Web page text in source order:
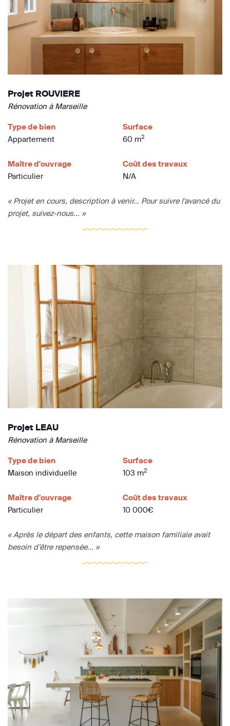
Projet ROUVIERE
Rénovation à Marseille
Type de bien
Appartement
Surface
60 m2
Maître d'ouvrage
Particulier
Coût des travaux
N/A
« Projet en cours, description à venir... Pour suivre l'avancé du
projet, suivez-nous... »
Projet LEAU
Rénovation à Marseille
Type de bien
Maison individuelle
Surface
103 m2
Maître d'ouvrage
Particulier
Coût des travaux
10 000€
« Après le départ des enfants, cette maison familiale avait
besoin d’être repensée... »